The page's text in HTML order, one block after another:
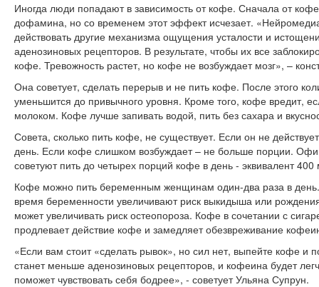
Иногда люди попадают в зависимость от кофе. Сначала от
дофамина, но со временем этот эффект исчезает.
действовать другие механизма ощущения усталости и
аденозиновых рецепторов. В результате, чтобы их все
кофе. Тревожность растет, но кофе не возбуждает мозг», –
Она советует, сделать перерыв и не пить кофе. После этого
уменьшится до привычного уровня. Кроме того, кофе вредит,
молоком. Кофе лучше запивать водой, пить без сахара и
Совета, сколько пить кофе, не существует. Если он не
день. Если кофе слишком возбуждает – не больше порции.
советуют пить до четырех порций кофе в день - эквивалент
Кофе можно пить беременным женщинам один-два раза в
время беременности увеличивают риск выкидыша или
может увеличивать риск остеопороза. Кофе в сочетании с
продлевает действие кофе и замедляет обезвреживание
«Если вам стоит «сделать рывок», но сил нет, выпейте кофе и
станет меньше аденозиновых рецепторов, и кофеина будет
поможет чувствовать себя бодрее», - советует Ульяна Супрун.